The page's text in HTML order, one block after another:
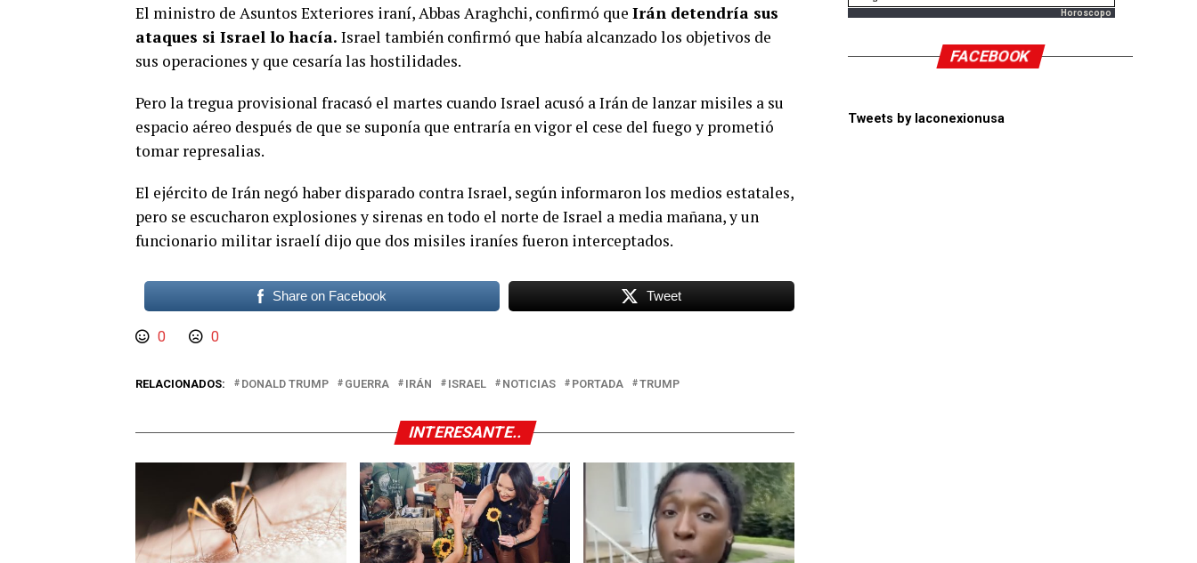
El ministro de Asuntos Exteriores iraní, Abbas Araghchi, confirmó que Irán detendría sus
ataques si Israel lo hacía. Israel también confirmó que había alcanzado los objetivos de
sus operaciones y que cesaría las hostilidades.
Pero la tregua provisional fracasó el martes cuando Israel acusó a Irán de lanzar misiles a su
espacio aéreo después de que se suponía que entraría en vigor el cese del fuego y prometió
tomar represalias.
El ejército de Irán negó haber disparado contra Israel, según informaron los medios estatales,
pero se escucharon explosiones y sirenas en todo el norte de Israel a media mañana, y un
funcionario militar israelí dijo que dos misiles iraníes fueron interceptados.
Share on Facebook Tweet
0 0
RELACIONADOS: DONALD TRUMP GUERRA IRÁN ISRAEL NOTICIAS PORTADA TRUMP
INTERESANTE..
Horoscopo
FACEBOOK
Tweets by laconexionusa